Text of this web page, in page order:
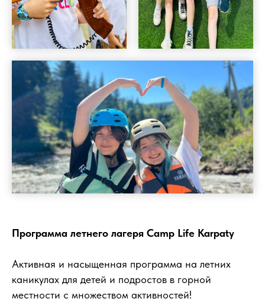
Программа летнего лагеря Camp Life Karpaty
Активная и насыщенная программа на летних
каникулах для детей и подростов в горной
местности с множеством активностей!